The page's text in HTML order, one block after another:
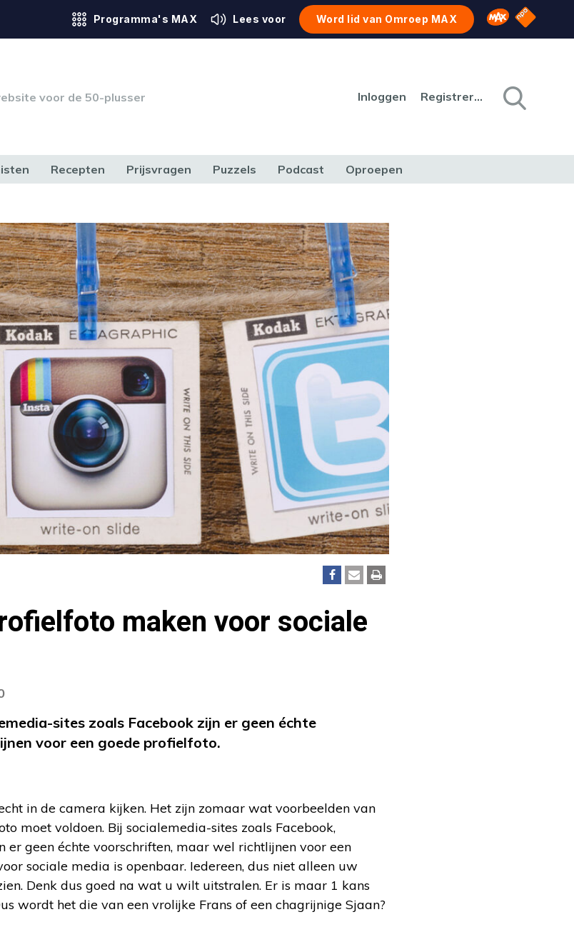
Programma's MAX Lees voor Word lid van Omroep MAX Omroep MAX
NPO
voor de 50-plusser Inloggen Registreren
Recepten Prijsvragen Puzzels Podcast Oproepen
maken voor sociale
sites zoals Facebook zijn er geen échte
voor een goede profielfoto.
in de camera kijken. Het zijn zomaar wat voorbeelden van
moet voldoen. Bij socialemedia-sites zoals Facebook,
er geen échte voorschriften, maar wel richtlijnen voor een
sociale media is openbaar. Iedereen, dus niet alleen uw
Denk dus goed na wat u wilt uitstralen. Er is maar 1 kans
wordt het die van een vrolijke Frans of een chagrijnige Sjaan?